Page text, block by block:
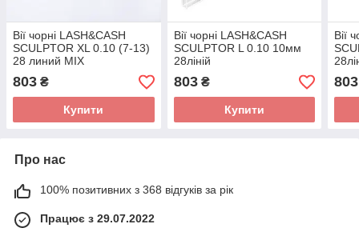
Вії чорні LASH&CASH
SCULPTOR XL 0.10 (7-13)
28 линий MIX
803 ₴
Купити
Вії чорні LASH&CASH
SCULPTOR L 0.10 10мм
28ліній
803₴
Купити
Вії
803
Про нас
100% позитивних з 368 відгуків за рік
Працює з 29.07.2022